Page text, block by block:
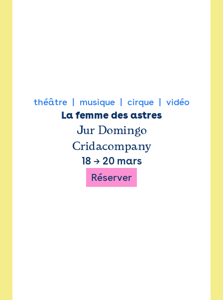
théâtre musique cirque vidéo
La femme des astres
Jur Domingo
Cridacompany
18 → 20 mars
Réserver